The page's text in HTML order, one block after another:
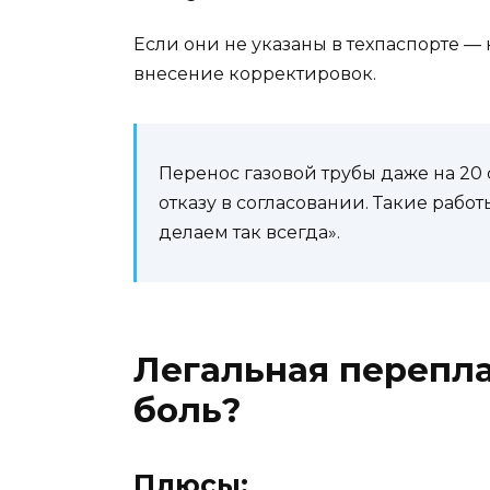
Если они не указаны в техпаспорте
внесение корректировок.
Перенос газовой трубы даже на
отказу в согласовании. Такие
делаем так всегда».
Легальная
боль?